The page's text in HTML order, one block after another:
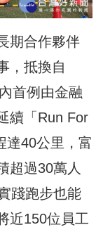
期合作夥伴
，抵換自
首例由金融
續「Run For
40公里，富
超過30萬人
踐跑步也能
近150位員工